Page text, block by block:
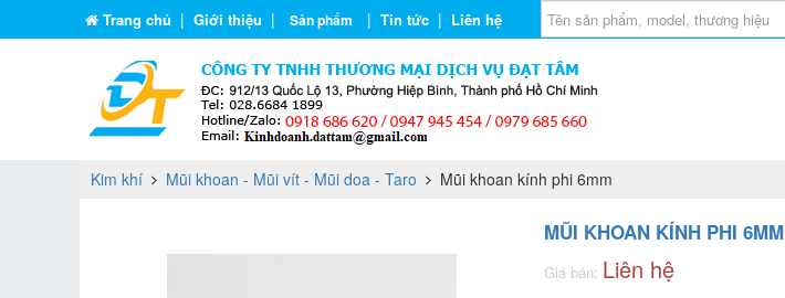
Trang chủ | Giới thiệu | Sản phẩm | Tin tức | Liên hệ
Kim khí Mũi khoan - Mũi vít - Mũi doa - Taro Mũi khoan kính phi 6mm
MŨI KHOAN KÍNH PHI 6MM
Giá bán: Liên hệ